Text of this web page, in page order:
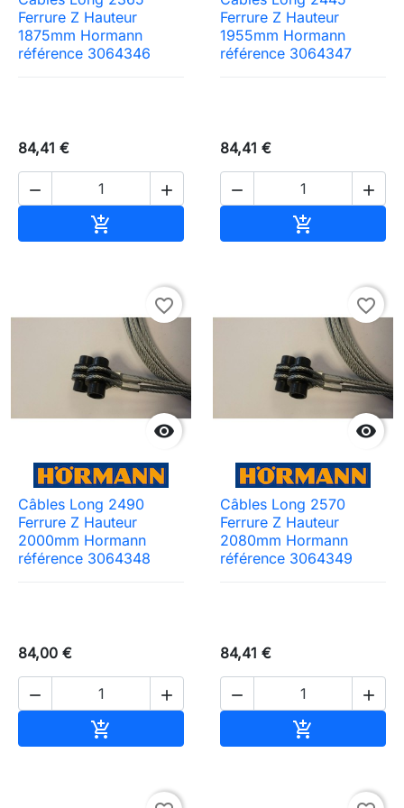
Ferrure Z Hauteur
1875mm Hormann
référence 3064346
84,41 €
 

Ferrure Z Hauteur
1955mm Hormann
référence 3064347
84,41 €
 


favorite_border
Câbles Long 2490
Ferrure Z Hauteur
2000mm Hormann
référence 3064348
84,00 €
 


favorite_border
Câbles Long 2570
Ferrure Z Hauteur
2080mm Hormann
référence 3064349
84,41 €
 
